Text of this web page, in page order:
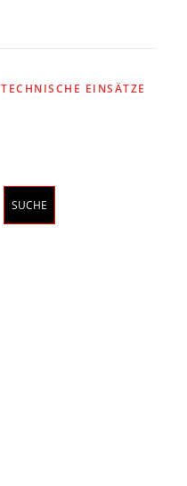
TECHNISCHE EINSÄTZE
SUCHE